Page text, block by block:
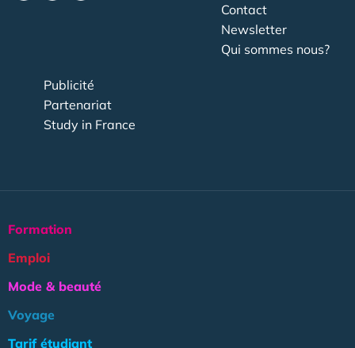
Contact
Newsletter
Qui sommes nous?
Publicité
Partenariat
Study in France
Formation
Emploi
Mode & beauté
Voyage
Tarif étudiant